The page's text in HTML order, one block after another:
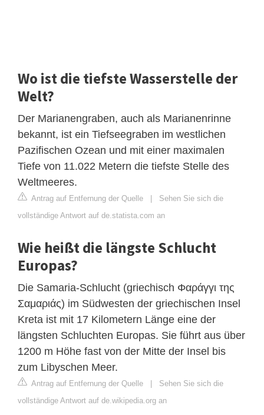
Wo ist die tiefste Wasserstelle der
Welt?
Der Marianengraben, auch als Marianenrinne
bekannt, ist ein Tiefseegraben im westlichen
Pazifischen Ozean und mit einer maximalen
Tiefe von 11.022 Metern die tiefste Stelle des
Weltmeeres.
Antrag auf Entfernung der Quelle | Sehen Sie sich die
vollständige Antwort auf de.statista.com an
Wie heißt die längste Schlucht
Europas?
Die Samaria-Schlucht (griechisch Φαράγγι της
Σαμαριάς) im Südwesten der griechischen Insel
Kreta ist mit 17 Kilometern Länge eine der
längsten Schluchten Europas. Sie führt aus über
1200 m Höhe fast von der Mitte der Insel bis
zum Libyschen Meer.
Antrag auf Entfernung der Quelle | Sehen Sie sich die
vollständige Antwort auf de.wikipedia.org an